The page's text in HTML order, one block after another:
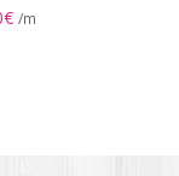
€ /m